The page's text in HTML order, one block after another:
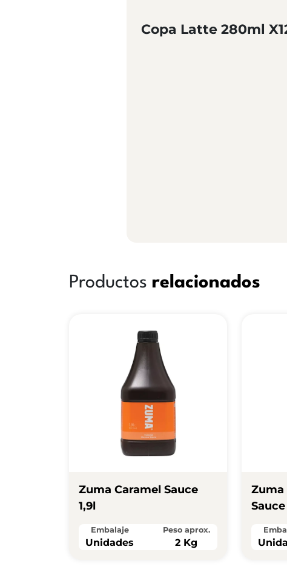
Copa Latte 280ml
Productos relacionados
Zuma Caramel Sauce
1,9l
Embalaje
Unidades
Peso aprox.
2 Kg
Zuma
Sauce